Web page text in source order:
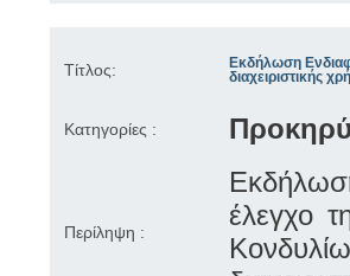
Τίτλος:
Εκδήλωση
διαχειριστικής
Κατηγορίες :
Περίληψη :
έλεγχο